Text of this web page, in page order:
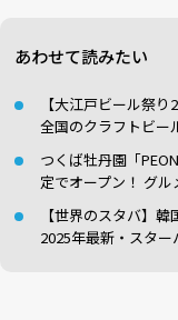
あわせて読みたい
【大江戸ビール祭
全国のクラフトビー
つくば牡丹園「
定でオープン！ グ
【世界のスタバ】
2025年最新・スタ